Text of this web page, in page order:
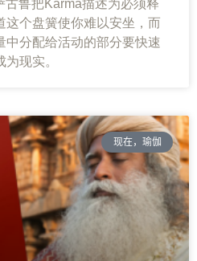
鲁把Karma描述为必须释
这个盘簧使你难以安坐，而
中分配给活动的部分要快速
现实。
现在，瑜伽